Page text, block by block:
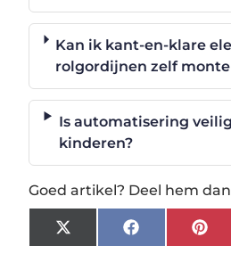
Kan ik kant-en-klare
rolgordijnen zelf
Is automatisering
kinderen?
Goed artikel? Deel hem
X
(Twitter)
Facebook